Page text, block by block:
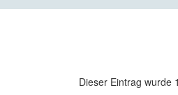
Dieser Eintrag wurde